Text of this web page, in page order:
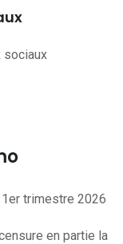
sociaux
trimestre 2026
en partie la